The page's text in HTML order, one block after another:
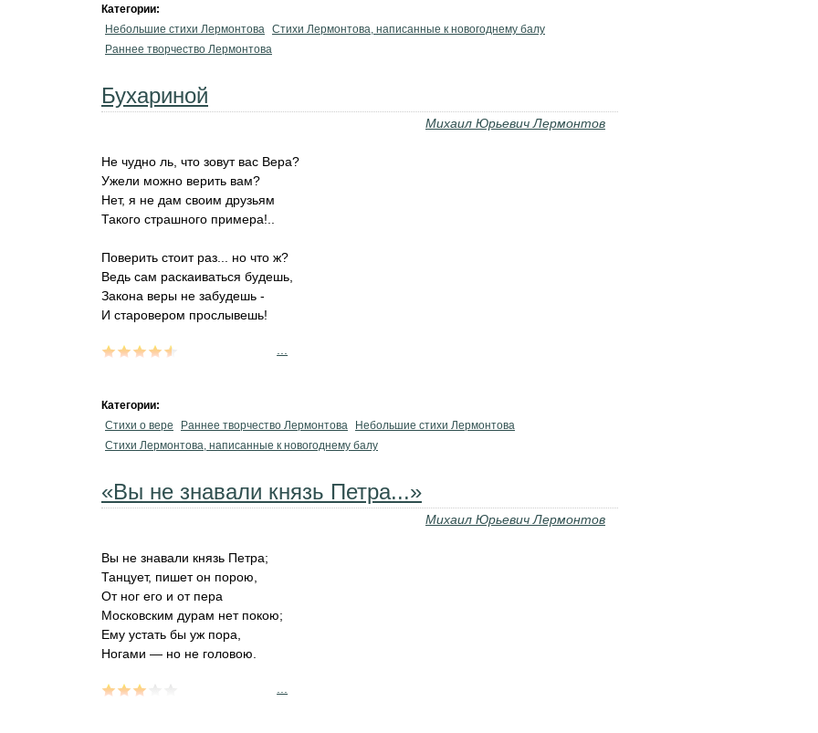
Категории:
Небольшие стихи Лермонтова Стихи Лермонтова, написанные к новогоднему балу
Раннее творчество Лермонтова
Бухариной
Михаил Юрьевич Лермонтов
Не чудно ль, что зовут вас Вера?
Ужели можно верить вам?
Нет, я не дам своим друзьям
Такого страшного примера!..
Поверить стоит раз... но что ж?
Ведь сам раскаиваться будешь,
Закона веры не забудешь -
И старовером прослывешь!
Категории:
Стихи о вере
Раннее творчество Лермонтова
Небольшие стихи Лермонтова
Стихи Лермонтова, написанные к новогоднему балу
«Вы не знавали князь Петра...»
Михаил Юрьевич Лермонтов
Вы не знавали князь Петра;
Танцует, пишет он порою,
От ног его и от пера
Московским дурам нет покою;
Ему устать бы уж пора,
Ногами — но не головою.